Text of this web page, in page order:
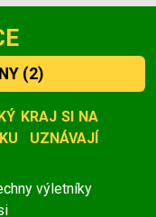
(2)
KRAJ SI NA
UZNÁVAJÍ
výletníky